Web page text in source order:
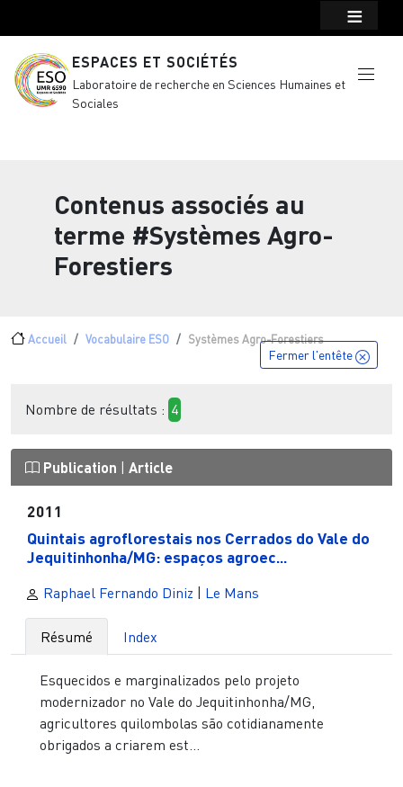
ESPACES ET SOCIÉTÉS
Laboratoire de recherche en Sciences Humaines et
Sociales
Contenus associés au
terme #Systèmes Agro-
Forestiers
Fil d'Ariane
Accueil Vocabulaire ESO Systèmes Agro-Forestiers
Fermer l'entête
Nombre de résultats : 4
Publication Article
2011
Quintais agroflorestais nos Cerrados do Vale do
Jequitinhonha/MG: espaços agroec...
Raphael Fernando Diniz | Le Mans
Résumé Index
Esquecidos e marginalizados pelo projeto
modernizador no Vale do Jequitinhonha/MG,
agricultores quilombolas são cotidianamente
obrigados a criarem est...